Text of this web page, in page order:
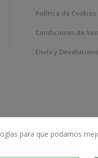
Política de Cookies
Condiciones de
Envío y
para que podamos